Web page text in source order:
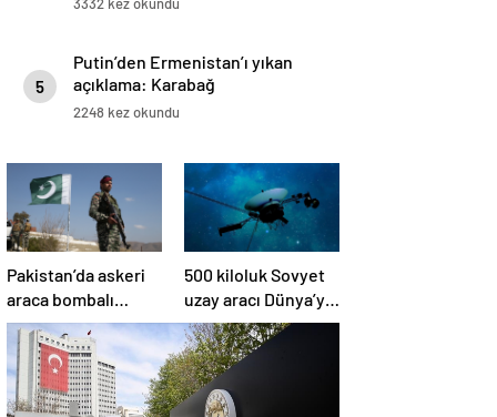
3332 kez okundu
5
Putin’den Ermenistan’ı yıkan
açıklama: Karabağ
Azerbaycan’ın ayrılmaz bir
2248 kez okundu
Pakistan’da askeri
araca bombalı
saldırı düzenlendi
500 kiloluk Sovyet
uzay aracı Dünya’ya
düşüyor: Türkiye de
risk altında